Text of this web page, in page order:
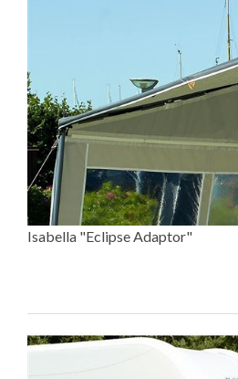
Isabella "Eclipse Adaptor"